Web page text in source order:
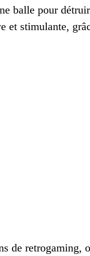
balle pour
stimulante,
de retrogaming,